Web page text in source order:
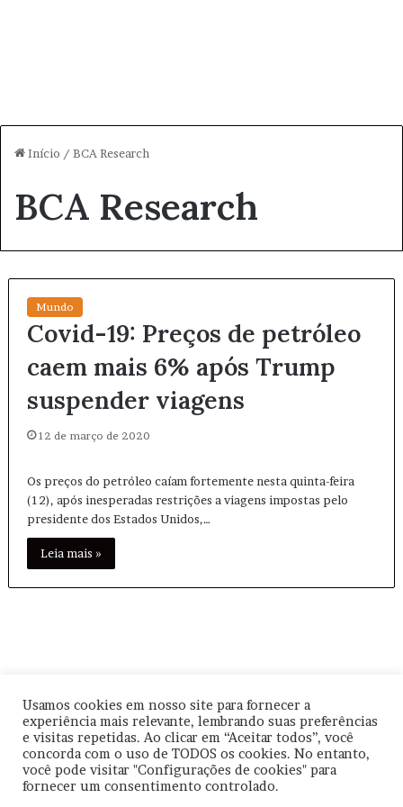
Início / BCA Research
BCA Research
Mundo
Covid-19: Preços de petróleo
caem mais 6% após Trump
suspender viagens
12 de março de 2020
Os preços do petróleo caíam fortemente nesta quinta-feira
(12), após inesperadas restrições a viagens impostas pelo
presidente dos Estados Unidos,…
Leia mais »
© Copyright2026, Todos os direitos reservados | |Termos de
Uso|Política de Privacidade| CNPJ: 57.671.561/0001-30 |
Orgulhosamente hospedado porBe Agência Digital
Usamos cookies em nosso site para fornecer a
experiência mais relevante, lembrando suas preferências
e visitas repetidas. Ao clicar em “Aceitar todos”, você
concorda com o uso de TODOS os cookies. No entanto,
você pode visitar "Configurações de cookies" para
fornecer um consentimento controlado.